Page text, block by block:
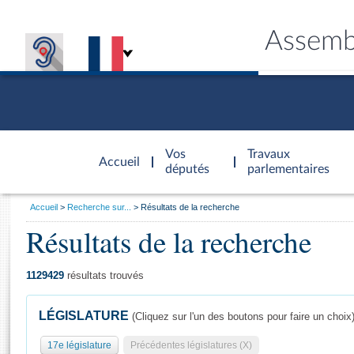
Accueil
d'accueil
Vos
députés
Travaux
parlementaires
Général
Vous
Accueil Recherche sur... Résultats de la recherche
Résultats de la recherche
1129429 résultats trouvés
LÉGISLATURE (Cliquez sur l'un des boutons pour faire un choix)
17e législature Précédentes législatures (X)